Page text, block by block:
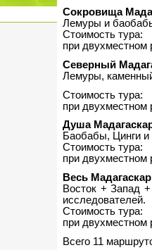
Сокровища
Лемуры и
Стоимость тура:
при двухместном
Северный
Лемуры,
Стоимость тура:
при двухместном
Душа
Баобабы, Цинги
Стоимость тура:
при двухместном
Весь
Восток + Запад
исследователей.
Стоимость тура:
при двухместном
Всего 11